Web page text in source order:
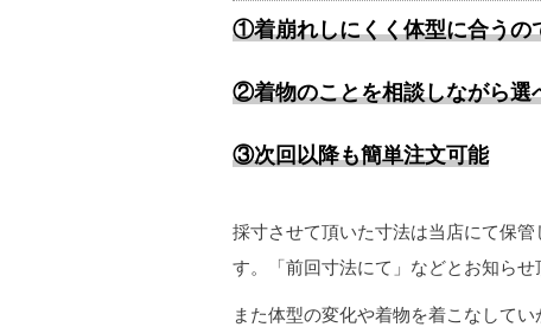
①着崩れしにくく体型に合うの
②着物のことを相談しながら選
③次回以降も簡単注文可能
採寸させて頂いた寸法は当店にて保
す。「前回寸法にて」などとお知らせ
また体型の変化や着物を着こなして